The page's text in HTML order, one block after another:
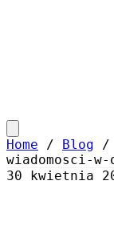
Home / Blog /
wiadomosci-
30 kwietnia